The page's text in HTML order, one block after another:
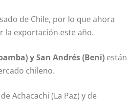
de Chile, por lo que ahora
la exportación este año.
y San Andrés (Beni) están
chileno.
Achacachi (La Paz) y de